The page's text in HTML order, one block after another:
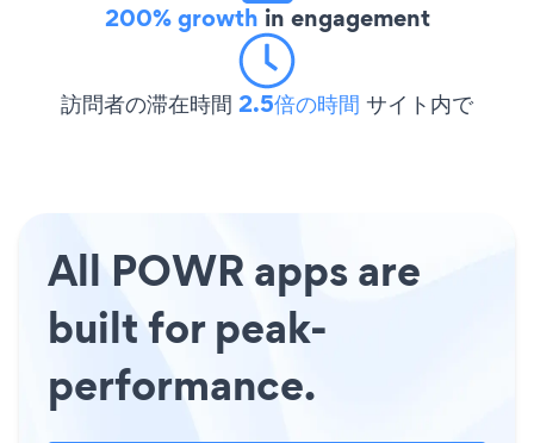
200% growth in engagement
訪問者の滞在時間 2.5倍の時間 サイト内で
All POWR apps are
built for peak-
performance.